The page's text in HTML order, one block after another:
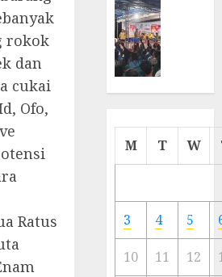
rokok
dan
cukai
Ofo,
Ratus
Cermin
Ibu
Kota
23/11/
M T W
3 4 5
10 11 12